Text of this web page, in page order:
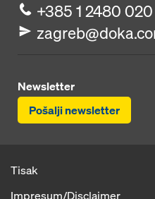
+385 1 2480 020
Newsletter
Pošalji newsletter
Tisak
Impresum/Disclaimer